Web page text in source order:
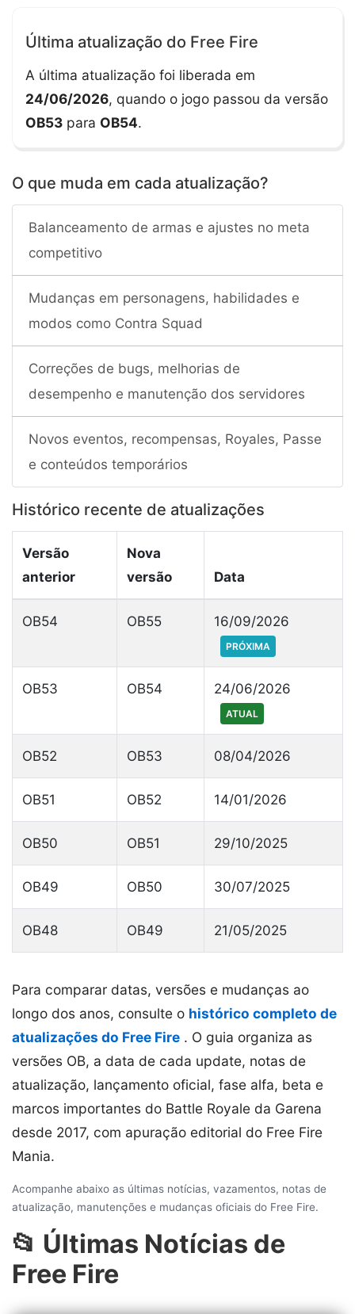
Última atualização do Free Fire
A última atualização foi liberada em
24/06/2026, quando o jogo passou da versão
OB53 para OB54.
O que muda em cada atualização?
Balanceamento de armas e ajustes no meta
competitivo
Mudanças em personagens, habilidades e
modos como Contra Squad
Correções de bugs, melhorias de
desempenho e manutenção dos servidores
Novos eventos, recompensas, Royales, Passe
e conteúdos temporários
Histórico recente de atualizações
Versão
anterior
Nova
versão
Data
OB54 OB55 16/09/2026
PRÓXIMA
OB53 OB54 24/06/2026
ATUAL
OB52 OB53 08/04/2026
OB51 OB52 14/01/2026
OB50 OB51 29/10/2025
OB49 OB50 30/07/2025
OB48 OB49 21/05/2025
Para comparar datas, versões e mudanças ao
longo dos anos, consulte o histórico completo de
atualizações do Free Fire . O guia organiza as
versões OB, a data de cada update, notas de
atualização, lançamento oficial, fase alfa, beta e
marcos importantes do Battle Royale da Garena
desde 2017, com apuração editorial do Free Fire
Mania.
Acompanhe abaixo as últimas notícias, vazamentos, notas de
atualização, manutenções e mudanças oficiais do Free Fire.
📂 Últimas Notícias de
Free Fire